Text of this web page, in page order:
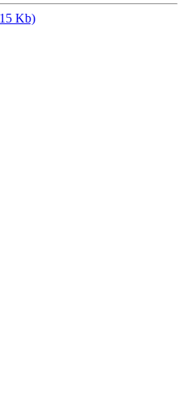
Kb)